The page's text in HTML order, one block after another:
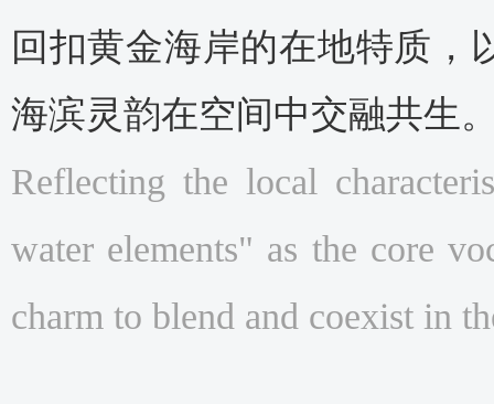
回扣黄金海岸的在地特质，
海滨灵韵在空间中交融共生
Reflecting the local
water elements" as the core
charm to blend and coexist in